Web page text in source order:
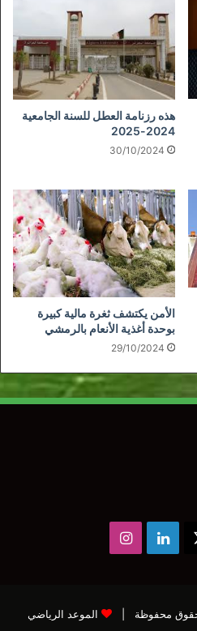
هذه رزنامة العطل للسنة الجامعية
2024-2025
30/10/2024
الأمن يكتشف ثغرة مالية كبيرة
بوحدة أغذية الأنعام بالرمشي
29/10/2024
لينكدإنانستقرام
الموعد الرياضي